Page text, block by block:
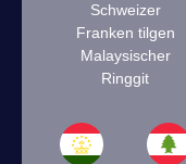
Schweizer
Franken tilgen
Malaysischer
Ringgit